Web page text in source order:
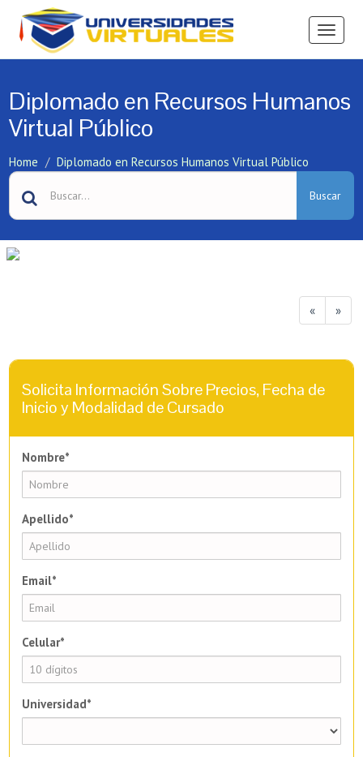
Ver
Diplomado en Recursos Humanos
Virtual Público
Home Diplomado en Recursos Humanos Virtual Público
Buscar
« »
Solicita Información Sobre Precios, Fecha de
Inicio y Modalidad de Cursado
Nombre*
Apellido*
Email*
Celular*
Universidad*